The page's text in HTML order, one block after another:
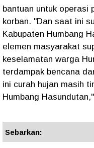
bantuan untuk operasi
korban. "Dan saat ini
Kabupaten Humbang
elemen masyarakat
keselamatan warga
terdampak bencana
ini curah hujan masih
Humbang
Sebarkan: